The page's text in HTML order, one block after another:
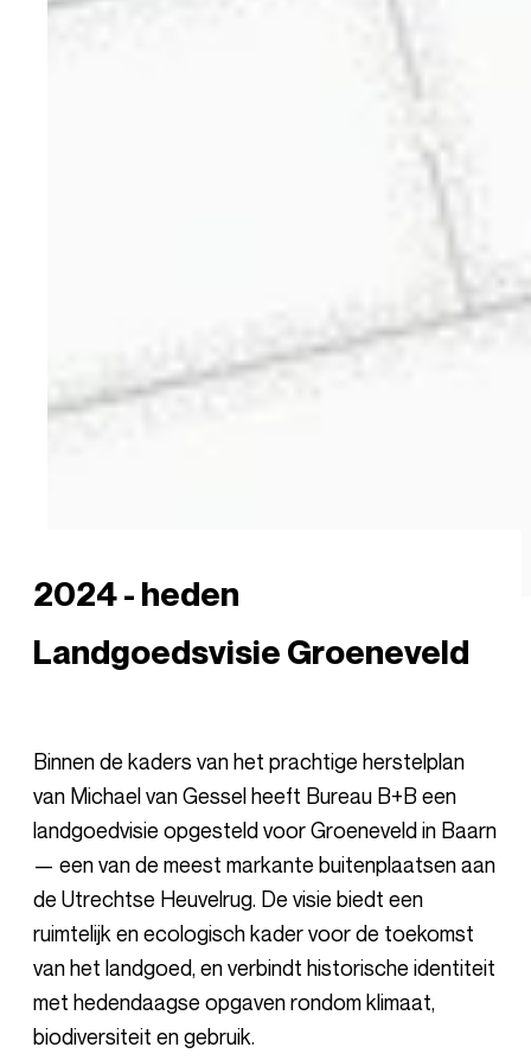
2024 - heden
Landgoedsvisie Groeneveld
Binnen de kaders van het prachtige herstelplan
van Michael van Gessel heeft Bureau B+B een
landgoedvisie opgesteld voor Groeneveld in Baarn
— een van de meest markante buitenplaatsen aan
de Utrechtse Heuvelrug. De visie biedt een
ruimtelijk en ecologisch kader voor de toekomst
van het landgoed, en verbindt historische identiteit
met hedendaagse opgaven rondom klimaat,
biodiversiteit en gebruik.